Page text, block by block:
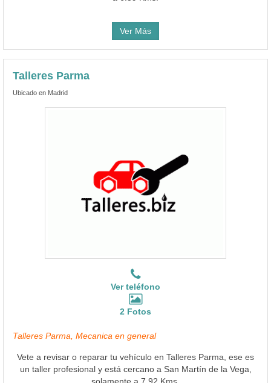
Ver Más
Talleres Parma
Ubicado en Madrid
Ver teléfono
2 Fotos
Talleres Parma, Mecanica en general
Vete a revisar o reparar tu vehículo en Talleres Parma, ese es
un taller profesional y está cercano a San Martín de la Vega,
solamente a 7.92 Kms.